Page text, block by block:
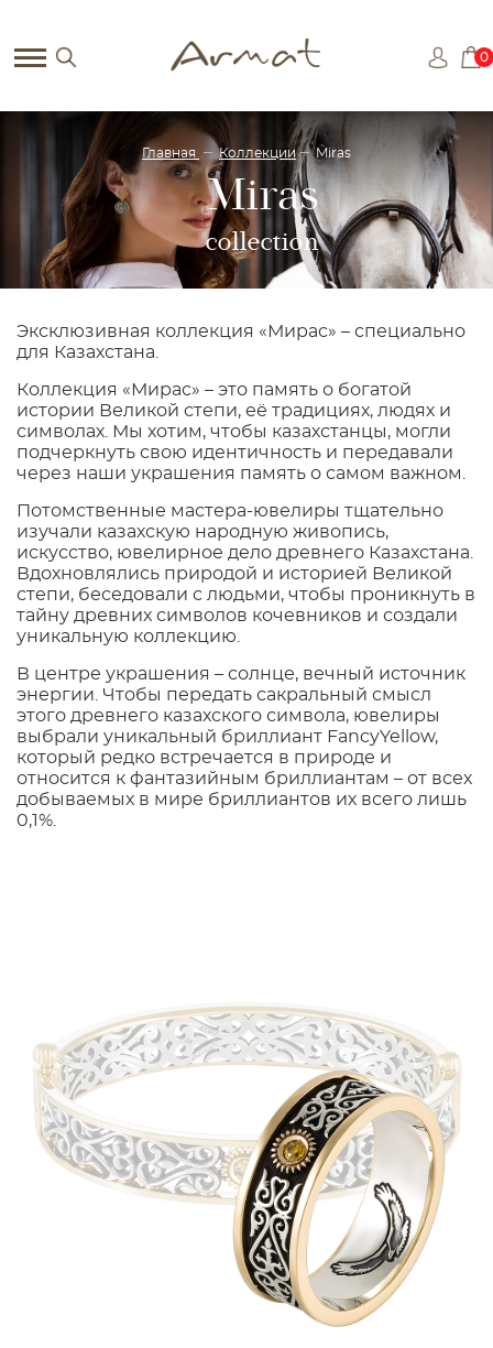
0
Главная Коллекции Miras
Miras
collection
Эксклюзивная коллекция «Мирас» – специально
для Казахстана.
Коллекция «Мирас» – это память о богатой
истории Великой степи, её традициях, людях и
символах. Мы хотим, чтобы казахстанцы, могли
подчеркнуть свою идентичность и передавали
через наши украшения память о самом важном.
Потомственные мастера-ювелиры тщательно
изучали казахскую народную живопись,
искусство, ювелирное дело древнего Казахстана.
Вдохновлялись природой и историей Великой
степи, беседовали с людьми, чтобы проникнуть в
тайну древних символов кочевников и создали
уникальную коллекцию.
В центре украшения – солнце, вечный источник
энергии. Чтобы передать сакральный смысл
этого древнего казахского символа, ювелиры
выбрали уникальный бриллиант FancyYellow,
который редко встречается в природе и
относится к фантазийным бриллиантам – от всех
добываемых в мире бриллиантов их всего лишь
0,1%.